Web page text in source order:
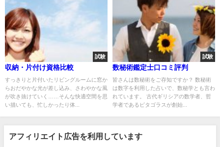
試験
収納・片付け資格比較
すっきりと片付いたリビングルームに窓か
らおだやかな光が差し込み、さわやかな風
が吹き抜けていく……そんな快適空間を思
い描いても、忙しかったり体...
試験
数秘術鑑定士口コミ評判
皆さんは数秘術をご存知ですか？ 数秘術
は数字を利用した占いで、数秘学とも言わ
れています。 古代ギリシアの数学者、哲
学者であるピタゴラスが創始...
アフィリエイト広告を利用しています